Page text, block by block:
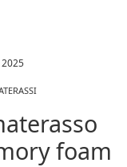
2025
foam